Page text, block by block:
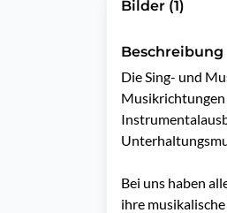
Bilder (1)
Beschreibung
Die Sing- und
Musikrichtungen
Bei uns haben
ihre